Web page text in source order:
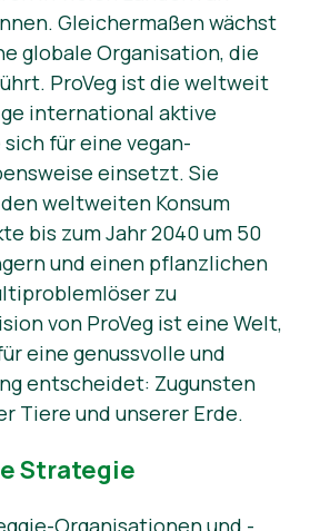
Gleichermaßen wächst
globale Organisation, die
ProVeg ist die weltweit
international aktive
für eine vegan-
einsetzt. Sie
weltweiten Konsum
bis zum Jahr 2040 um 50
und einen pflanzlichen
zu
von ProVeg ist eine Welt,
eine genussvolle und
entscheidet: Zugunsten
Tiere und unserer Erde.
Strategie
Organisationen und -